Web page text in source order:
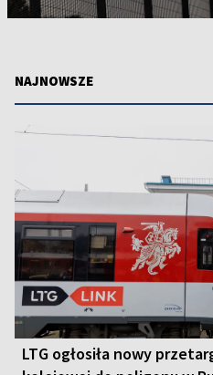
NAJNOWSZE
LTG ogłosiła nowy